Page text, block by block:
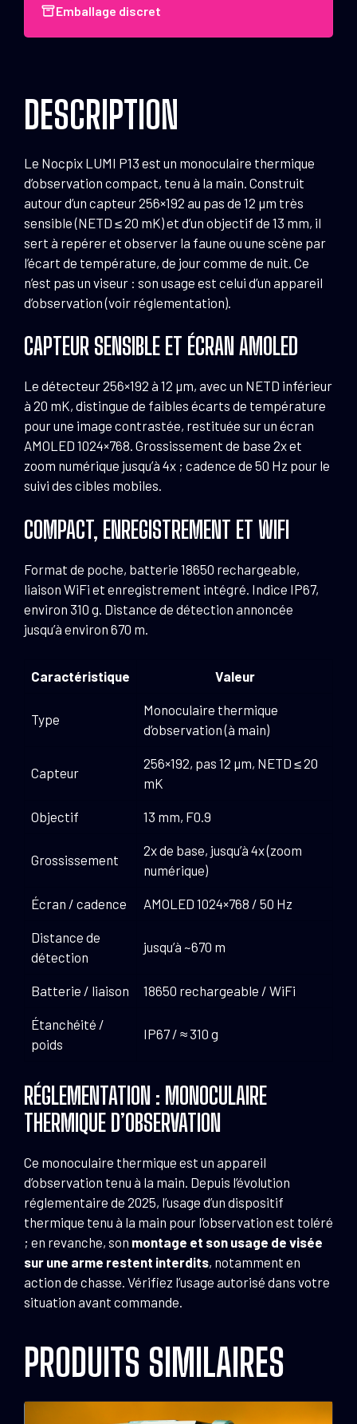
P13
Emballage discret
DESCRIPTION
Le Nocpix LUMI P13 est un monoculaire thermique
d’observation compact, tenu à la main. Construit
autour d’un capteur 256×192 au pas de 12 µm très
sensible (NETD ≤ 20 mK) et d’un objectif de 13 mm, il
sert à repérer et observer la faune ou une scène par
l’écart de température, de jour comme de nuit. Ce
n’est pas un viseur : son usage est celui d’un appareil
d’observation (voir réglementation).
CAPTEUR SENSIBLE ET ÉCRAN AMOLED
Le détecteur 256×192 à 12 µm, avec un NETD inférieur
à 20 mK, distingue de faibles écarts de température
pour une image contrastée, restituée sur un écran
AMOLED 1024×768. Grossissement de base 2x et
zoom numérique jusqu’à 4x ; cadence de 50 Hz pour le
suivi des cibles mobiles.
COMPACT, ENREGISTREMENT ET WIFI
Format de poche, batterie 18650 rechargeable,
liaison WiFi et enregistrement intégré. Indice IP67,
environ 310 g. Distance de détection annoncée
jusqu’à environ 670 m.
Caractéristique Valeur
Type
Monoculaire thermique
d’observation (à main)
Capteur
256×192, pas 12 µm, NETD ≤ 20
mK
Objectif 13 mm, F0.9
Grossissement
2x de base, jusqu’à 4x (zoom
numérique)
Écran / cadence AMOLED 1024×768 / 50 Hz
Distance de
détection
jusqu’à ~670 m
Batterie / liaison 18650 rechargeable / WiFi
Étanchéité /
poids
IP67 / ≈ 310 g
RÉGLEMENTATION : MONOCULAIRE
THERMIQUE D’OBSERVATION
Ce monoculaire thermique est un appareil
d’observation tenu à la main. Depuis l’évolution
réglementaire de 2025, l’usage d’un dispositif
thermique tenu à la main pour l’observation est toléré
; en revanche, son montage et son usage de visée
sur une arme restent interdits, notamment en
action de chasse. Vérifiez l’usage autorisé dans votre
situation avant commande.
PRODUITS SIMILAIRES